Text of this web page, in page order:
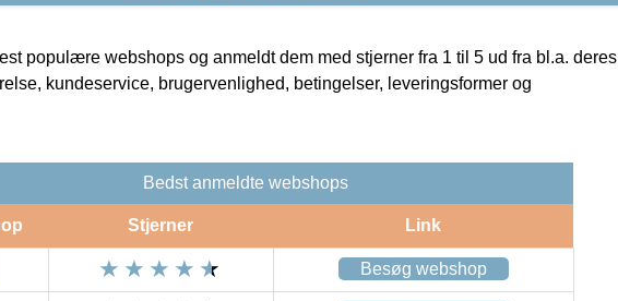
populære webshops og anmeldt dem med stjerner fra 1 til 5 ud fra bl.a. deres
kundeservice, brugervenlighed, betingelser, leveringsformer og
Bedst anmeldte webshops
Stjerner Link
Besøg webshop